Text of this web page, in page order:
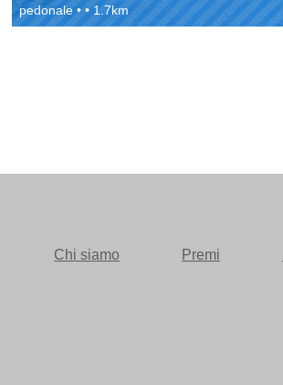
pedonale • • 1.7km
Chi siamo Premi